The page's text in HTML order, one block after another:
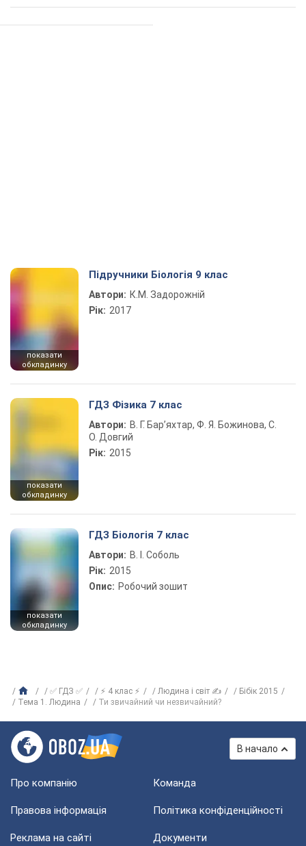
показати
обкладинку
Підручники Біологія 9 клас
Автори: К.М. Задорожній
Рік: 2017
показати
обкладинку
ГДЗ Фізика 7 клас
Автори: В. Г. Бар’яхтар, Ф. Я. Божинова, С.
О. Довгий
Рік: 2015
показати
обкладинку
ГДЗ Біологія 7 клас
Автори: В. І. Соболь
Рік: 2015
Опис: Робочий зошит
✅ ГДЗ ✅ ⚡ 4 клас ⚡ Людина і світ ✍
Бібік 2015
Тема 1. Людина
Ти звичайний чи незвичайний?
В начало
Про компанію Команда
Правова інформація Політика конфіденційності
Реклама на сайті Документи